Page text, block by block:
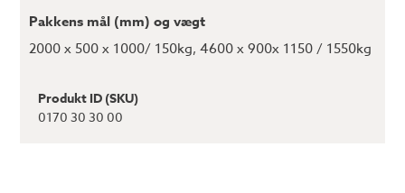
Pakkens mål (mm) og vægt
2000 x 500 x 1000/ 150kg, 4600 x 900x 1150 / 1550kg
Produkt ID (SKU)
0170 30 30 00